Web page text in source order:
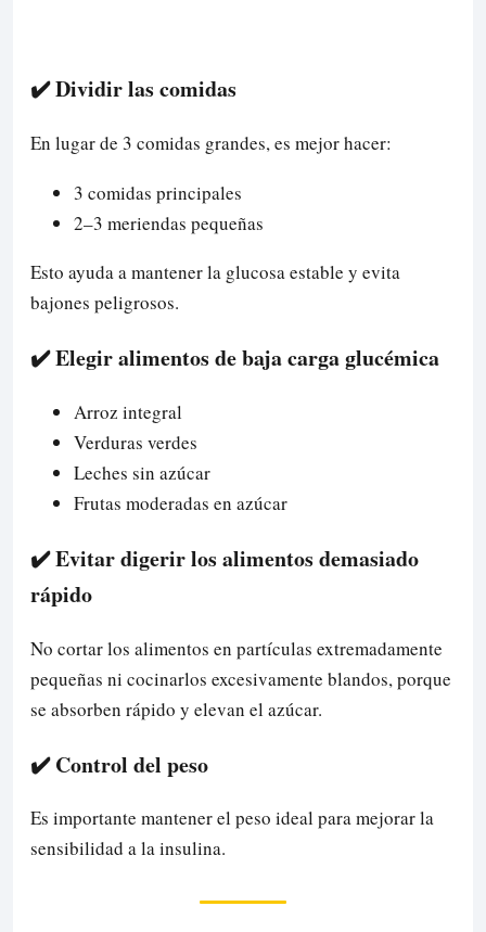
✔️ Dividir las comidas
En lugar de 3 comidas grandes, es mejor hacer:
3 comidas principales
2–3 meriendas pequeñas
Esto ayuda a mantener la glucosa estable y evita
bajones peligrosos.
✔️ Elegir alimentos de baja carga glucémica
Arroz integral
Verduras verdes
Leches sin azúcar
Frutas moderadas en azúcar
✔️ Evitar digerir los alimentos demasiado
rápido
No cortar los alimentos en partículas extremadamente
pequeñas ni cocinarlos excesivamente blandos, porque
se absorben rápido y elevan el azúcar.
✔️ Control del peso
Es importante mantener el peso ideal para mejorar la
sensibilidad a la insulina.